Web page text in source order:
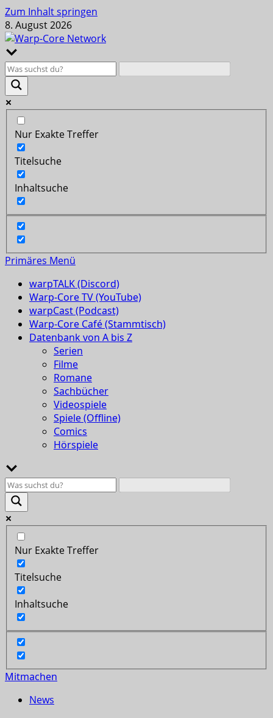
Zum Inhalt springen
8. August 2026
Nur Exakte Treffer
Titelsuche
Inhaltsuche
Primäres Menü
warpTALK (Discord)
Warp-Core TV (YouTube)
warpCast (Podcast)
Warp-Core Café (Stammtisch)
Datenbank von A bis Z
Serien
Filme
Romane
Sachbücher
Videospiele
Spiele (Offline)
Comics
Hörspiele
Nur Exakte Treffer
Titelsuche
Inhaltsuche
Mitmachen
News